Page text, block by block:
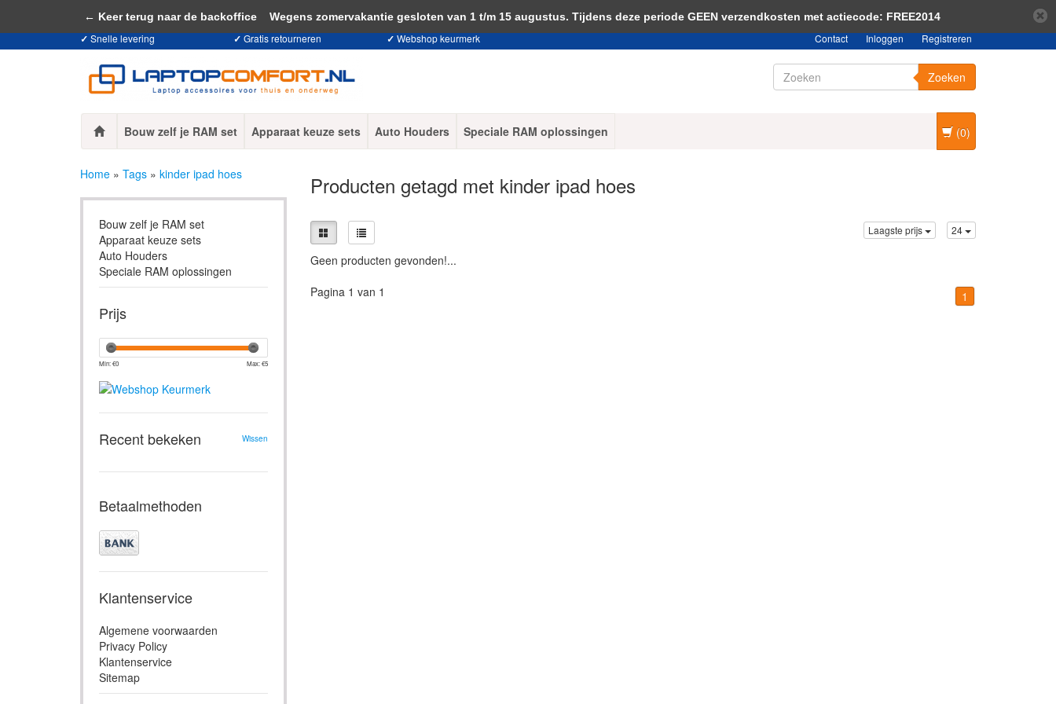
✓ Snelle levering ✓ Gratis retourneren ✓ Webshop keurmerk Contact Inloggen Registreren
Zoeken
Bouw zelf je RAM set Apparaat keuze sets Auto Houders Speciale RAM oplossingen (0)
Home » Tags » kinder ipad hoes
Bouw zelf je RAM set
Apparaat keuze sets
Auto Houders
Speciale RAM oplossingen
Prijs
Min: €0 Max: €5
Recent bekeken Wissen
Betaalmethoden
Klantenservice
Algemene voorwaarden
Privacy Policy
Klantenservice
Sitemap
Producten getagd met kinder ipad hoes
Laagste prijs 24
Geen producten gevonden!...
Pagina 1 van 1
1
Door het gebruiken van onze website, ga je akkoord met het gebruik van cookies om onze website te verbeteren. Dit bericht verbergen Meer over cookies »
← Keer terug naar de backoffice Wegens zomervakantie gesloten van 1 t/m 15 augustus. Tijdens deze periode GEEN verzendkosten met actiecode: FREE2014